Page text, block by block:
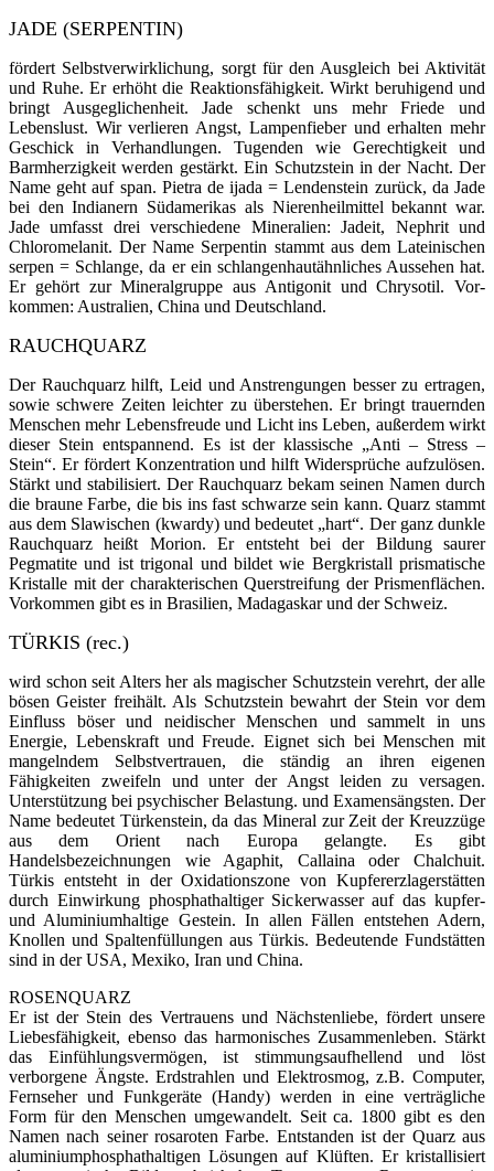
JADE (SERPENTIN)
fördert Selbstverwirklichung, sorgt für den Ausgleich bei Aktivität
und Ruhe. Er erhöht die Reaktionsfähigkeit. Wirkt beruhigend und
bringt Ausgeglichenheit. Jade schenkt uns mehr Friede und
Lebenslust. Wir verlieren Angst, Lampenfieber und erhalten mehr
Geschick in Verhandlungen. Tugenden wie Gerechtigkeit und
Barmherzigkeit werden gestärkt. Ein Schutzstein in der Nacht. Der
Name geht auf span. Pietra de ijada = Lendenstein zurück, da Jade
bei den Indianern Südameri­kas als Nierenheilmittel bekannt war.
Jade umfasst drei verschiedene Mineralien: Jadeit, Nephrit und
Chloromelanit. Der Name Serpentin stammt aus dem Lateinischen
serpen = Schlange, da er ein schlangenhautähnliches Aussehen hat.
Er gehört zur Mineralgruppe aus Antigonit und Chrysotil. Vor­
kommen: Australien, China und Deutschland.
RAUCHQUARZ
Der Rauchquarz hilft, Leid und Anstrengungen besser zu ertragen,
sowie schwere Zeiten leichter zu überstehen. Er bringt trauernden
Menschen mehr Lebensfreude und Licht ins Leben, außerdem wirkt
dieser Stein entspannend. Es ist der klassische „Anti – Stress –
Stein“. Er fördert Konzentration und hilft Widersprüche aufzulösen.
Stärkt und stabilisiert. Der Rauchquarz bekam seinen Namen durch
die braune Farbe, die bis ins fast schwarze sein kann. Quarz stammt
aus dem Slawischen (kwardy) und bedeutet „hart“. Der ganz dunkle
Rauchquarz heißt Morion. Er entsteht bei der Bil­dung saurer
Pegmatite und ist trigonal und bildet wie Bergkristall prismatische
Kristal­le mit der charakterischen Querstreifung der Prismenflächen.
Vorkommen gibt es in Brasilien, Madagas­kar und der Schweiz.
TÜRKIS (rec.)
wird schon seit Alters her als magischer Schutzstein verehrt, der alle
bösen Geister freihält. Als Schutzstein bewahrt der Stein vor dem
Einfluss böser und neidischer Menschen und sammelt in uns
Energie, Lebenskraft und Freude. Eignet sich bei Menschen mit
mangelndem Selbstvertrauen, die ständig an ihren eigenen
Fähigkeiten zweifeln und unter der Angst leiden zu versagen.
Unterstützung bei psychischer Belastung. und Examensängsten. Der
Name bedeutet Türkenstein, da das Mineral zur Zeit der Kreuzzüge
aus dem Orient nach Europa ge­langte. Es gibt
Handelsbezeichnungen wie Agaphit, Callaina oder Chalchuit.
Türkis entsteht in der Oxi­dationszone von Kupfer­erzlagerstätten
durch Einwirkung phosphathaltiger Sickerwasser auf das kupfer-
und Aluminiumhaltige Gestein. In allen Fällen entstehen Adern,
Knollen und Spaltenfüllungen aus Tür­kis. Bedeutende Fundstätten
sind in der USA, Mexiko, Iran und China.
ROSENQUARZ
Er ist der Stein des Vertrauens und Nächstenliebe, fördert unsere
Liebesfähigkeit, ebenso das harmonisches Zusammenleben. Stärkt
das Einfühlungsvermögen, ist stimmungsaufhellend und löst
verborgene Ängste. Erdstrahlen und Elektrosmog, z.B. Computer,
Fernseher und Funkgeräte (Handy) werden in eine verträgliche
Form für den Menschen umgewandelt. Seit ca. 1800 gibt es den
Namen nach seiner rosaroten Farbe. Entstanden ist der Quarz aus
alumini­umphosphathaltigen Lösungen auf Klüften. Er kristallisiert